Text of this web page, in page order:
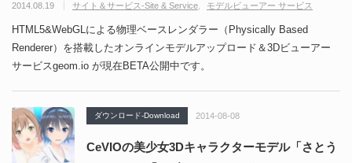
2014.08.19 サイト＆サービス-Site & Service モデルビューアー サービス
HTML5&WebGLによる物理ベースレンダラー（Physically Based
Renderer）を搭載したオンラインモデルアップロード＆3Dビューアー
サービスgeom.io が現在BETA公開中です。
ダウンロード-Download 2014-08-08
CeVIOの美少女3Dキャラクターモデル「さとう